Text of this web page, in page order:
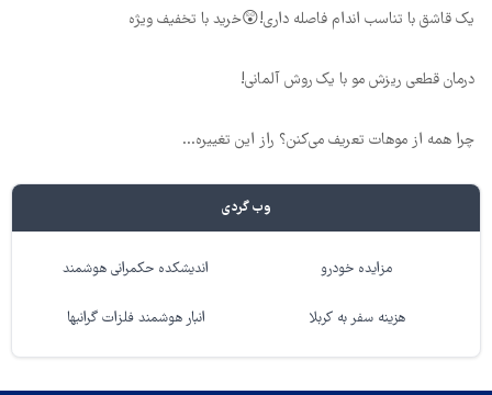
یک قاشق با تناسب اندام فاصله داری!😲خرید با تخفیف ویژه
درمان قطعی ریزش مو با یک روش آلمانی!
چرا همه از موهات تعریف می‌کنن؟ راز این تغییره...
وب گردی
مزایده خودرو اندیشکده حکمرانی هوشمند
هزینه سفر به کربلا انبار هوشمند فلزات گرانبها